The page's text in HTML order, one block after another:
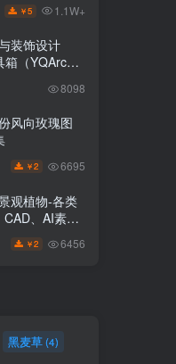
￥5 1.1W+
装饰设计
箱（YQArch
8098
风向玫瑰图
￥2 6695
观植物-各类
、AI素材
￥2 6456
黑麦草(4)